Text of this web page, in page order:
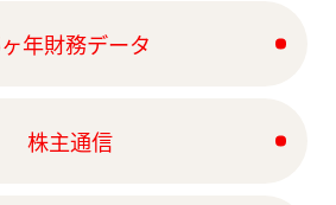
年財務データ
株主通信